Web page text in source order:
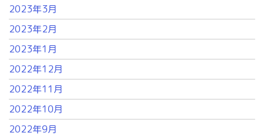
2023年3月
2023年2月
2023年1月
2022年12月
2022年11月
2022年10月
2022年9月